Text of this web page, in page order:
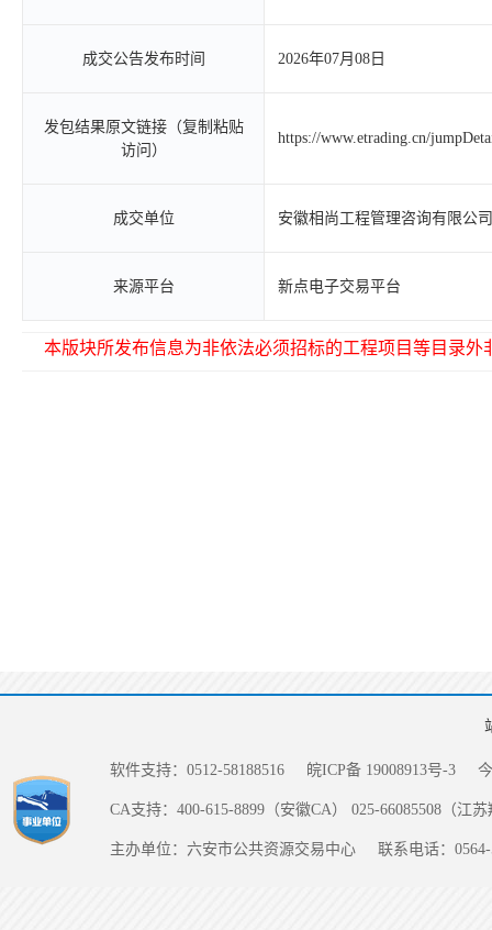
成交公告发布时间 2026年07月08日
发包结果原文链接（复制粘贴
访问）
https://www.etrading.cn/
成交单位 安徽相尚工程管理咨询有限公司
来源平台 新点电子交易平台
本版块所发布信息为非依法必须招标的工程项目等目录
软件支持：0512-58188516 皖ICP备 19008913号-3
CA支持：400-615-8899（安徽CA） 025-66085508（江
主办单位：六安市公共资源交易中心 联系电话：0564-